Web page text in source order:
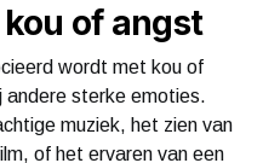
of angst
wordt met kou of
andere sterke emoties.
muziek, het zien van
of het ervaren van een